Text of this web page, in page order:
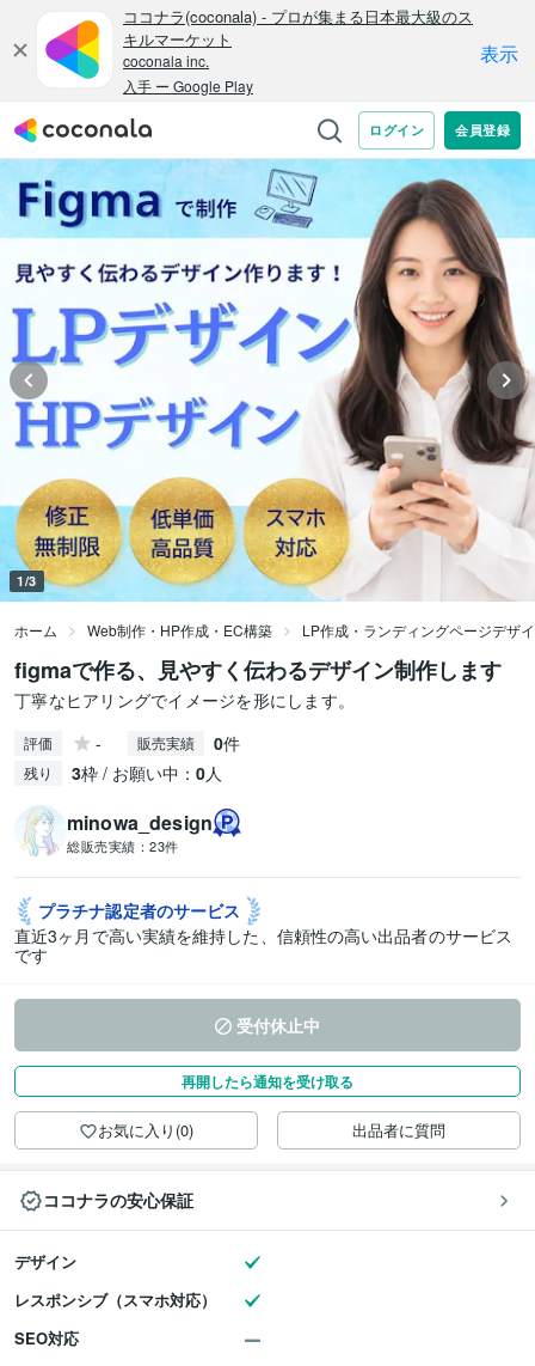
1/3
ホーム Web制作・HP作成・EC構築 LP作成・ランディングページデザ
figmaで作る、見やすく伝わるデザイン制作します
丁寧なヒアリングでイメージを形にします。
評価 - 販売実績 0件
残り 3枠 / お願い中： 0人
minowa_design
総販売実績： 23件
プラチナ認定者のサービス
直近3ヶ月で高い実績を維持した、信頼性の高い出品者のサービス
です
受付休止中
再開したら通知を受け取る
お気に入り(0) 出品者に質問
ココナラの安心保証
デザイン
レスポンシブ（スマホ対応）
SEO対応